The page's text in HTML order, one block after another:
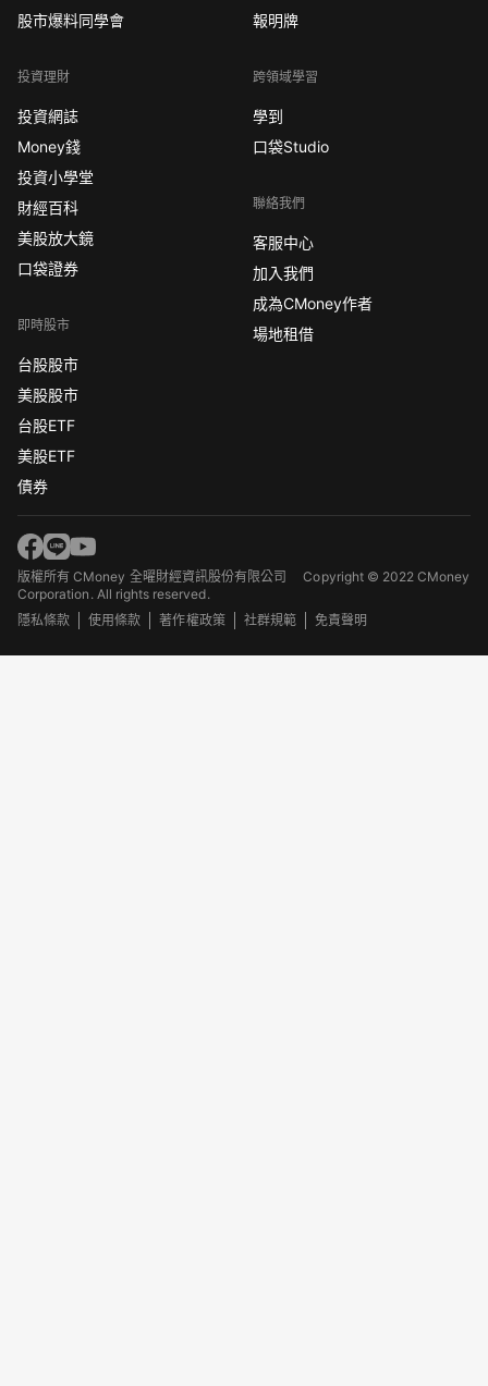
股市爆料同學會
投資理財
投資網誌
Money錢
投資小學堂
財經百科
美股放大鏡
口袋證券
即時股市
台股股市
美股股市
台股ETF
美股ETF
債券
報明牌
跨領域學習
學到
口袋Studio
聯絡我們
客服中心
加入我們
成為CMoney作者
場地租借
版權所有 CMoney 全曜財經資訊股份有限公司Copyright © 2022 CMoney
Corporation. All rights reserved.
隱私條款
使用條款 著作權政策 社群規範 免責聲明